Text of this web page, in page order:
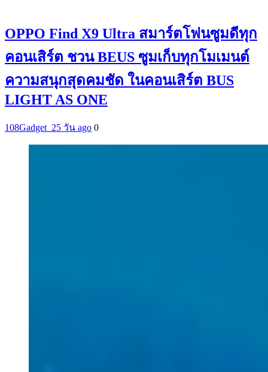
OPPO Find X9 Ultra สมาร์ตโฟนซูมดีทุก
คอนเสิร์ต ชวน BEUS ซูมเก็บทุกโมเมนต์
ความสนุกสุดคมชัด ในคอนเสิร์ต BUS
LIGHT AS ONE
108Gadget_25 วัน ago 0